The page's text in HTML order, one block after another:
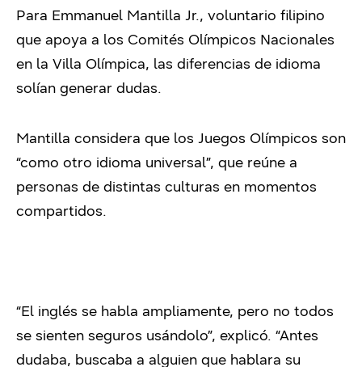
Para Emmanuel Mantilla Jr., voluntario filipino
que apoya a los Comités Olímpicos Nacionales
en la Villa Olímpica, las diferencias de idioma
solían generar dudas.
Mantilla considera que los Juegos Olímpicos son
“como otro idioma universal”, que reúne a
personas de distintas culturas en momentos
compartidos.
“El inglés se habla ampliamente, pero no todos
se sienten seguros usándolo”, explicó. “Antes
dudaba, buscaba a alguien que hablara su